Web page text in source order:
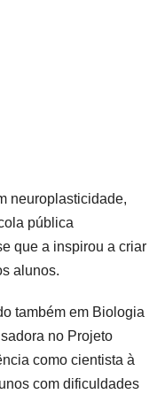
neuroplasticidade,
pública
que a inspirou a criar
alunos.
também em Biologia
no Projeto
como cientista à
com dificuldades